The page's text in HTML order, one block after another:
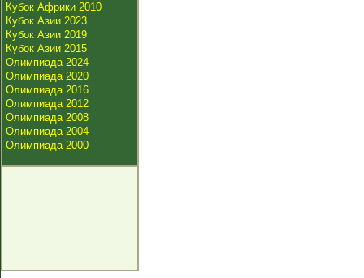
Кубок Африки 2010
Кубок Азии 2023
Кубок Азии 2019
Кубок Азии 2015
Олимпиада 2024
Олимпиада 2020
Олимпиада 2016
Олимпиада 2012
Олимпиада 2008
Олимпиада 2004
Олимпиада 2000